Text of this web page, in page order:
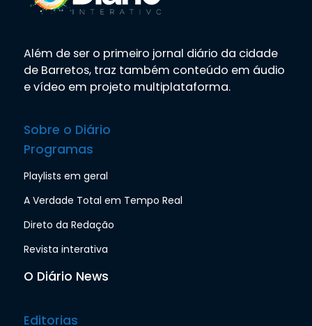
Além de ser o primeiro jornal diário da cidade
de Barretos, traz também conteúdo em áudio
e vídeo em projeto multiplataforma.
Sobre o Diário
Programas
Playlists em geral
A Verdade Total em Tempo Real
Direto da Redação
Revista interativa
O Diário News
Editorias